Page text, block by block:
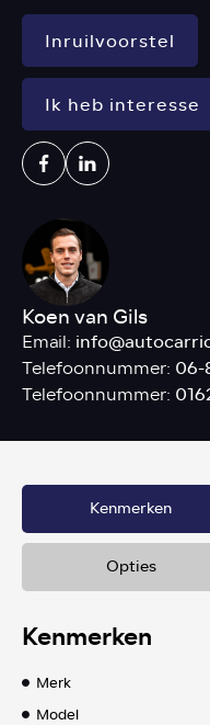
Inruilvoorstel
Ik heb interesse
Koen van Gils
Email:
Telefoonnummer: 06-
Telefoonnummer:
Kenmerken
Opties
Kenmerken
Merk
Model